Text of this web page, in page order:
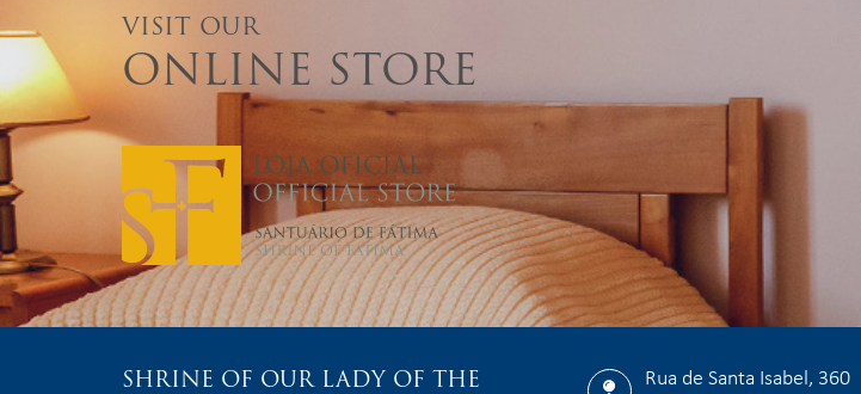
VISIT OUR
ONLINE STORE
SHRINE OF OUR LADY OF THE
Rua de Santa Isabel, 360